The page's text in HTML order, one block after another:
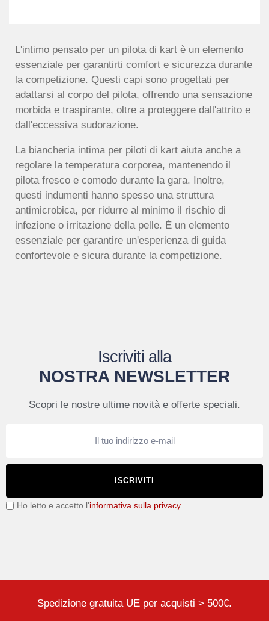
L'intimo pensato per un pilota di kart è un elemento
essenziale per garantirti comfort e sicurezza durante
la competizione. Questi capi sono progettati per
adattarsi al corpo del pilota, offrendo una sensazione
morbida e traspirante, oltre a proteggere dall'attrito e
dall'eccessiva sudorazione.
La biancheria intima per piloti di kart aiuta anche a
regolare la temperatura corporea, mantenendo il
pilota fresco e comodo durante la gara. Inoltre,
questi indumenti hanno spesso una struttura
antimicrobica, per ridurre al minimo il rischio di
infezione o irritazione della pelle. È un elemento
essenziale per garantire un'esperienza di guida
confortevole e sicura durante la competizione.
Iscriviti alla
NOSTRA NEWSLETTER
Scopri le nostre ultime novità e offerte speciali.
ISCRIVITI
Ho letto e accetto l'informativa sulla privacy.
Spedizione gratuita UE per acquisti > 500€.